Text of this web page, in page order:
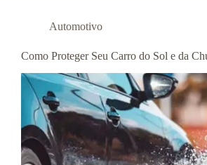
Automotivo
Como Proteger Seu Carro do Sol e da